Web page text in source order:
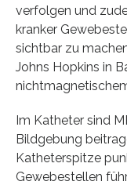
verfolgen und
kranker
sichtbar zu
Johns Hopkins in
Im Katheter sind
Bildgebung
Katheterspitze
Gewebestellen